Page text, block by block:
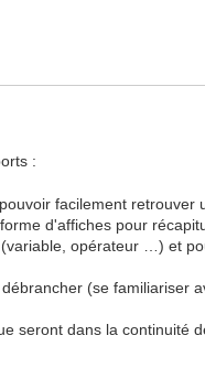
:
facilement retrouver
d'affiches pour
opérateur …) et
(se familiariser
seront dans la continuité